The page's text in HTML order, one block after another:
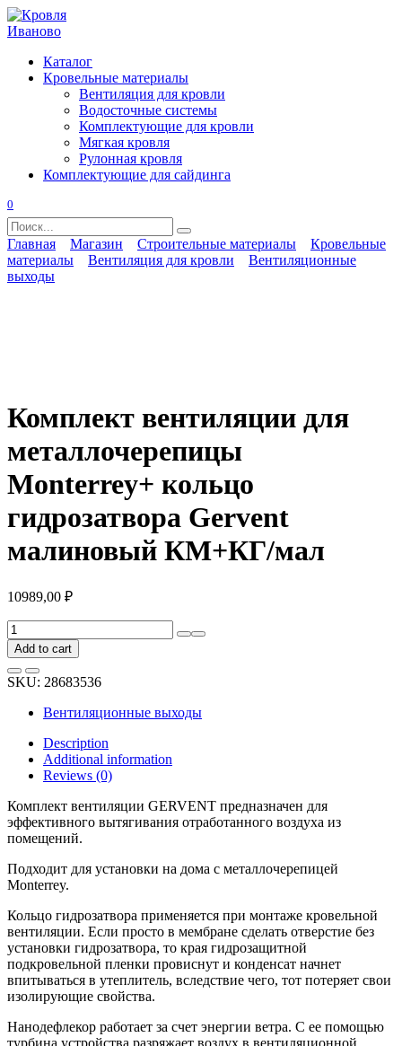
Перейти
к
Каталог
Кровельные материалы
Вентиляция для кровли
Водосточные системы
Комплектующие для кровли
Мягкая кровля
Рулонная кровля
Комплектующие для сайдинга
0
Search
for:
Главная Магазин Строительные материалы
Кровельные
материалы
Вентиляция для кровли
Вентиляционные
выходы
Комплект вентиляции для
металлочерепицы
Monterrey+ кольцо
гидрозатвора Gervent
малиновый КМ+КГ/мал
10989,00 ₽
Комплект
вентиляции
для
металлочерепицы
Monterrey+
кольцо
гидрозатвора
Gervent
малиновый
КМ+КГ/
quantity
Add to cart
SKU: 28683536
Вентиляционные выходы
Description
Additional information
Reviews (0)
Комплект вентиляции GERVENT предназначен для
эффективного вытягивания отработанного воздуха из
помещений.
Подходит для установки на дома с металлочерепицей
Monterrey.
Кольцо гидрозатвора применяется при монтаже кровельной
вентиляции. Если просто в мембране сделать отверстие без
установки гидрозатвора, то края гидрозащитной
подкровельной пленки провиснут и конденсат начнет
впитываться в утеплитель, вследствие чего, тот потеряет свои
изолирующие свойства.
Нанодефлекор работает за счет энергии ветра. С ее помощью